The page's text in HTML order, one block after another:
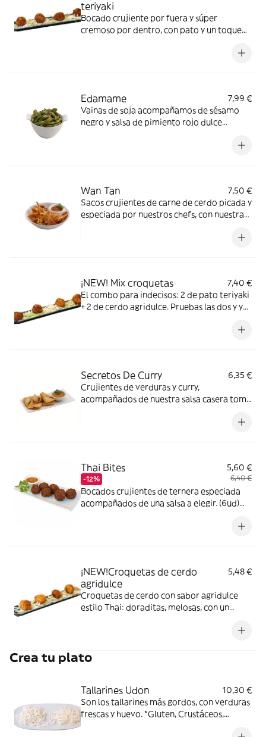
teriyaki
Bocado crujiente por fuera y súper
cremoso por dentro, con pato y un toque
Edamame
7,99 €
Vainas de soja acompañamos de sésamo
negro y salsa de pimiento rojo dulce
Wan Tan
7,50 €
Sacos crujientes de carne de cerdo picada y
especiada por nuestros chefs, con nuestra
¡NEW! Mix croquetas
7,40 €
El combo para indecisos: 2 de pato teriyaki
+ 2 de cerdo agridulce. Pruebas las dos y ya
Secretos De Curry
6,35 €
Crujientes de verduras y curry,
acompañados de nuestra salsa casera tom
querrás repetir, nivel de picante 1 *gluten,
Thai Bites
-12%
5,60 €
6,40 €
Bocados crujientes de ternera especiada
acompañados de una salsa a elegir. (6ud)
¡NEW!Croquetas de cerdo
agridulce
5,48 €
Croquetas de cerdo con sabor agridulce
estilo Thai: doraditas, melosas, con un
Crea tu plato
Tallarines Udon
10,30 €
Son los tallarines más gordos, con verduras
frescas y huevo. *Gluten, Crustáceos,